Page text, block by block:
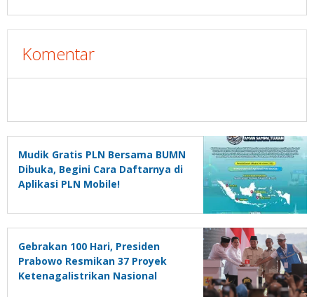
Komentar
Mudik Gratis PLN Bersama BUMN
Dibuka, Begini Cara Daftarnya di
Aplikasi PLN Mobile!
Gebrakan 100 Hari, Presiden
Prabowo Resmikan 37 Proyek
Ketenagalistrikan Nasional